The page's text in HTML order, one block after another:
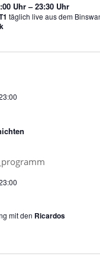
Uhr – 23:30 Uhr
täglich live aus dem
mit den Ricardos